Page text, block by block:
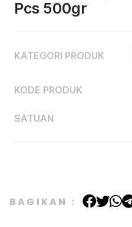
Pcs 500gr
KATEGORI PRODUK
KODE PRODUK
SATUAN
BAGIKAN :